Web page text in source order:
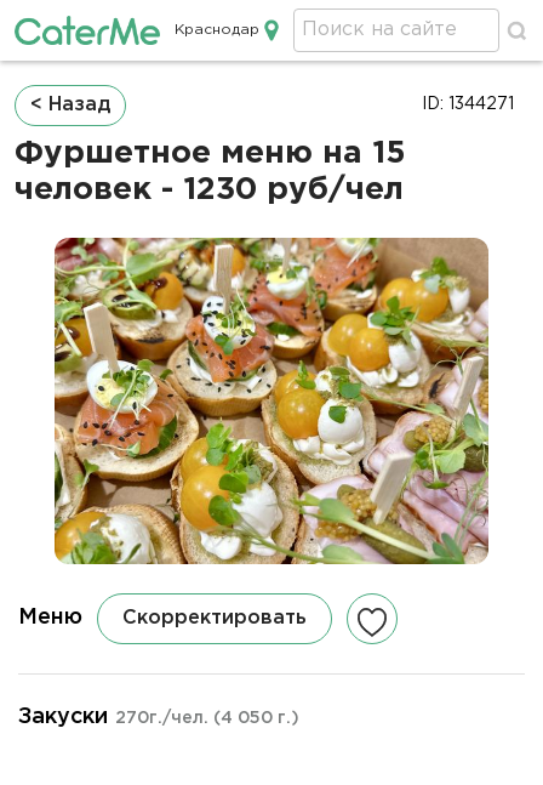
Кейтеринг в Краснодаре
Краснодар
Строка
навигации
< Назад
Фуршетное меню на 15
человек - 1230 руб/чел
ID: 1344271
Меню Скорректировать
Закуски 270г./чел. (4 050 г.)